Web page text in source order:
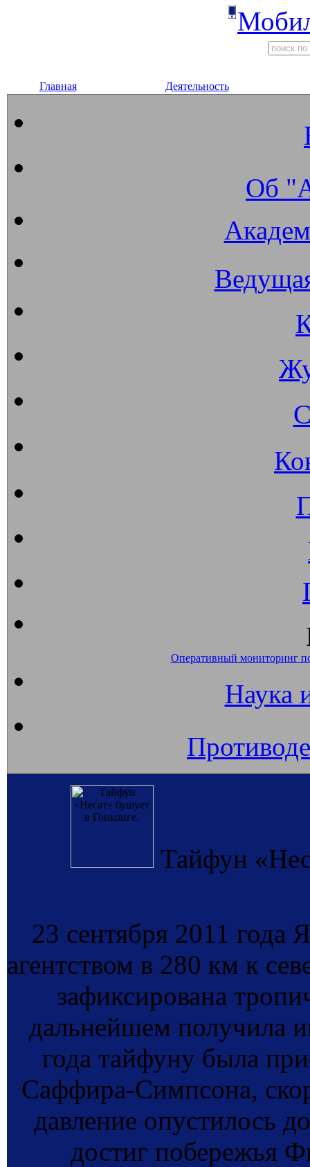
Главная Деятельность
Об
Оперативный мониторинг
Наука
Тайфун
23 сентября 2011 года
агентством в 280 км к
зафиксирована
дальнейшем получила
года тайфуну была
Саффира-Симпсона,
давление опустилось
достиг побережья